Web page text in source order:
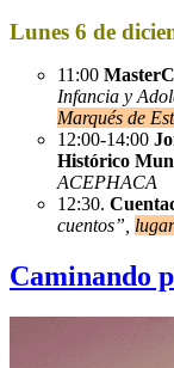
Lunes 6 de
11:00
Infancia y
Marqués de
12:00-14:00
Histórico
ACEPHACA
12:30.
cuentos”,
Caminando